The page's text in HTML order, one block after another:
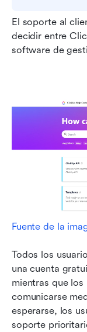
El soporte al
decidir entre
software de
Fuente de la
Todos los
una cuenta
mientras que
comunicarse
esperarse, los
soporte